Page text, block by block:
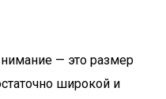
— это размер
широкой и